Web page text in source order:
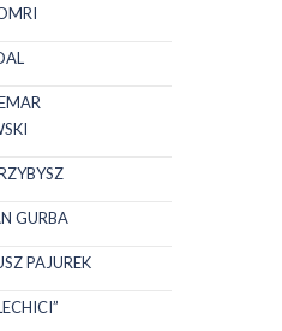
GURBA
PAJUREK